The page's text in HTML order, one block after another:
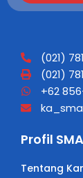
(021)
(021)
+62
Profil
Tentang